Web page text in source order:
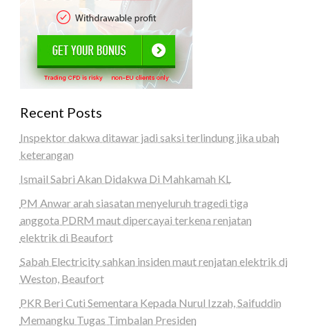
Recent Posts
Inspektor dakwa ditawar jadi saksi terlindung jika ubah
keterangan
Ismail Sabri Akan Didakwa Di Mahkamah KL
PM Anwar arah siasatan menyeluruh tragedi tiga
anggota PDRM maut dipercayai terkena renjatan
elektrik di Beaufort
Sabah Electricity sahkan insiden maut renjatan elektrik di
Weston, Beaufort
PKR Beri Cuti Sementara Kepada Nurul Izzah, Saifuddin
Memangku Tugas Timbalan Presiden